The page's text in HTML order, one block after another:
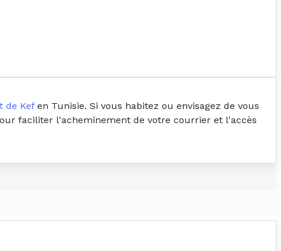
de Kefen Tunisie. Si vous habitez ou envisagez de vous
faciliter l'acheminement de votre courrier et l'accès